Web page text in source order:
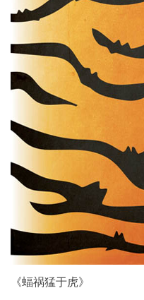
《蝠祸猛于虎》